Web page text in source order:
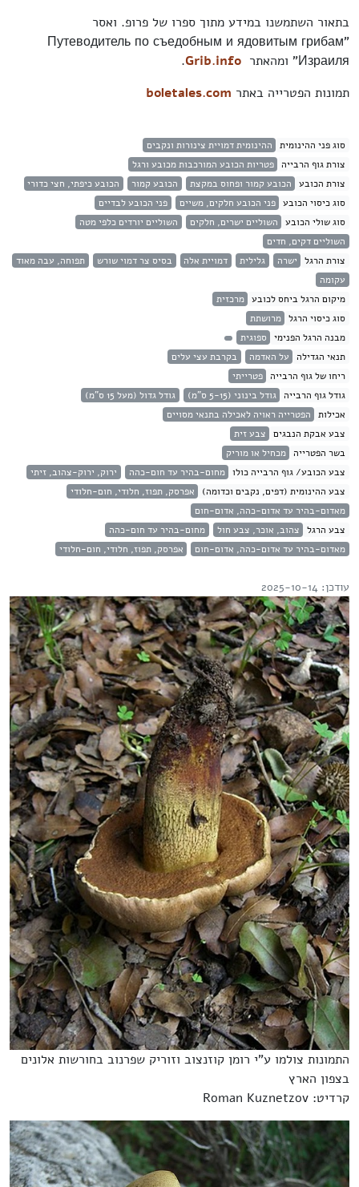
בתאור השתמשנו במידע מתוך ספרו של פרופ. ואסר
"Путеводитель по съедобным и ядовитым грибам
Израиля" ומהאתר
Grib.info
.
תמונות הפטרייה באתרboletales.com
סוג פני ההינומית ההינומית דמויית צינורות ונקבים
צורת גוף הרבייה פטריות הכובע המורכבות מכובע ורגל
צורת הכובע הכובע קמור ופחוס במקצת הכובע קמור
הכובע כיפתי, חצי כדורי
סוג כיסוי הכובע פני הכובע חלקים, משיים
פני הכובע לבדיים
סוג שולי הכובע השוליים ישרים, חלקים
השוליים יורדים כלפי מטה
השוליים דקים, חדים
צורת הרגל ישרה גלילית דמויית אלה בסיס צר דמוי שורש
תפוחה, עבה מאוד
עקומה
מיקום הרגל ביחס לכובע מרכזית
סוג כיסוי הרגל מרושתת
מבנה הרגל הפנימי ספוגית
תנאי הגדילה על האדמה
בקרבת עצי עלים
ריחו של גוף הרבייה פטרייתי
גודל גוף הרבייה גודל בינוני (5-15 ס"מ)
גודל גדול (מעל 15 ס"מ)
אכילות הפטרייה ראויה לאכילה בתנאי מסויים
צבע אבקת הנבגים צבע זית
בשר הפטרייה מכחיל או מוריק
צבע הכובע/ גוף הרבייה כולו מחום-בהיר עד חום-כהה
ירוק, ירוק-צהוב, זיתי
צבע ההינומית (דפים, נקבים וכדומה) אפרסק, תפוז, חלודי, חום-חלודי
מאדום-בהיר עד אדום-כהה, אדום-חום
צבע הרגל צהוב, אוכר, צבע חול
מחום-בהיר עד חום-כהה
מאדום-בהיר עד אדום-כהה, אדום-חום
אפרסק, תפוז, חלודי, חום-חלודי
עודכן: 2025-10-14
התמונות צולמו ע"י רומן קוזנצוב וזוריק שפרנוב בחורשות אלונים
בצפון הארץ
קרדיט: Roman Kuznetzov